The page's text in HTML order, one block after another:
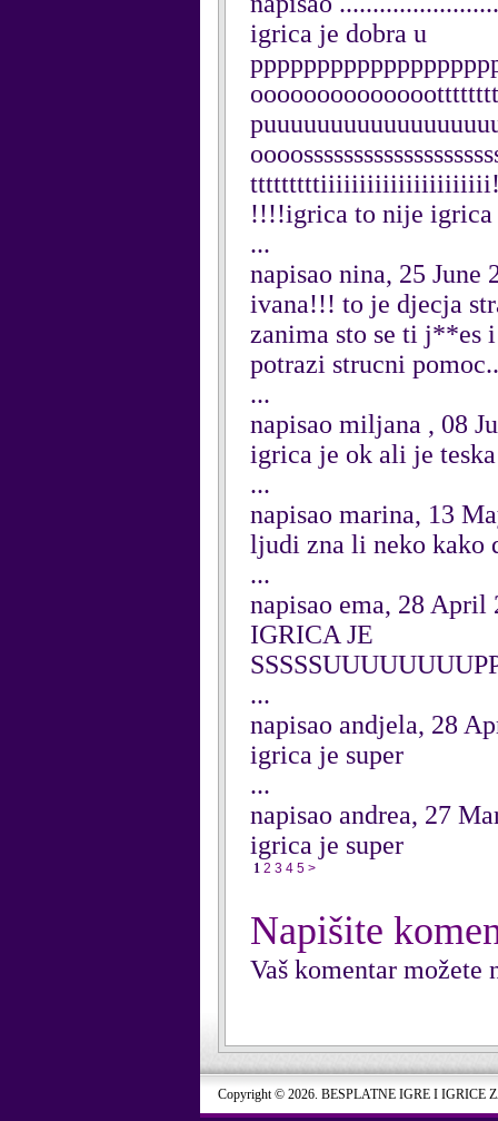
igrica je dobra u
!!!!igrica to nije
...
napisao nina, 25 June
ivana!!! to je djecja
zanima sto se ti j**es
potrazi strucni
...
napisao miljana , 08
igrica je ok ali je teska
...
napisao marina, 13
ljudi zna li neko kako
...
napisao ema, 28 April
IGRICA JE
...
napisao andjela, 28
igrica je super
...
napisao andrea, 27
igrica je super
1 2 3 4 5 >
Napišite
Vaš komentar možete
Copyright © 2026. BESPLATNE IGRE I IGRICE